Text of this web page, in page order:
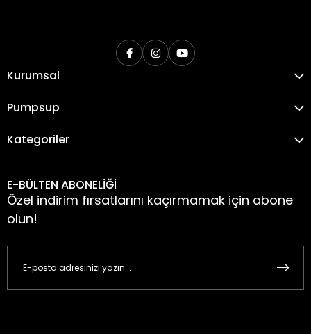
Kurumsal
Pumpsup
Kategoriler
E-BÜLTEN ABONELİĞİ
Özel indirim fırsatlarını kaçırmamak için abone
olun!